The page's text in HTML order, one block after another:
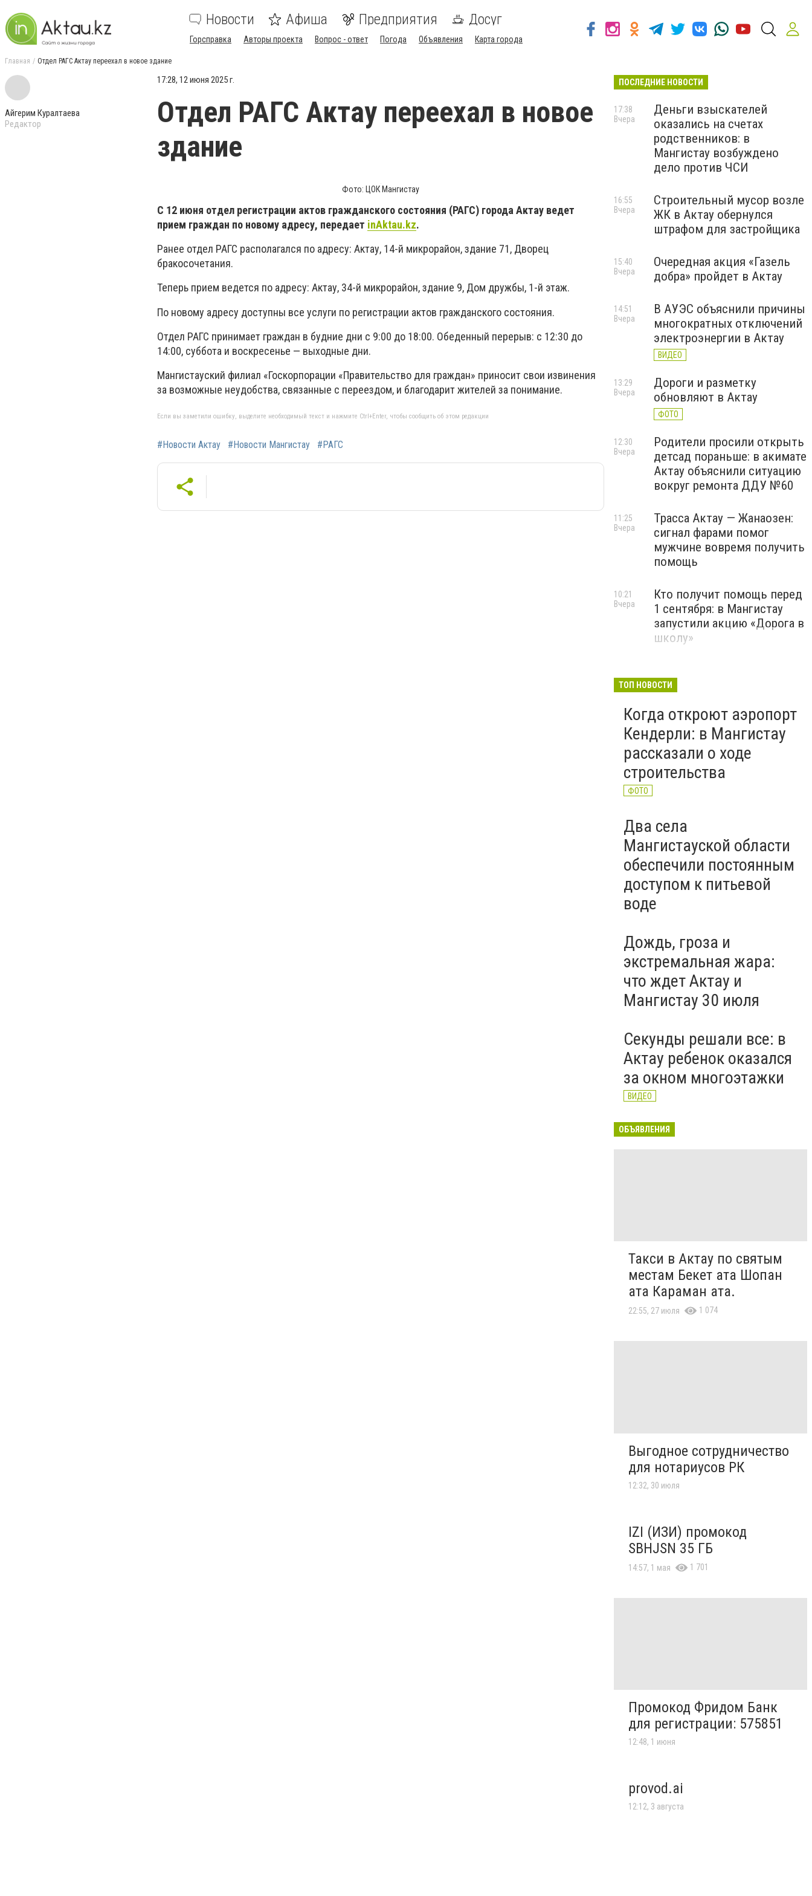
Новости Афиша Предприятия Досуг
Горсправка Авторы проекта Вопрос - ответ Погода Объявления Карта города
Главная Отдел РАГС Актау переехал в новое здание
Айгерим Куралтаева
Редактор
17:28, 12 июня 2025 г.
Отдел РАГС Актау переехал в новое
здание
Фото: ЦОК Мангистау
С 12 июня отдел регистрации актов гражданского состояния (РАГС) города Актау ведет
прием граждан по новому адресу, передает inAktau.kz.
Ранее отдел РАГС располагался по адресу: Актау, 14-й микрорайон, здание 71, Дворец
бракосочетания.
Теперь прием ведется по адресу: Актау, 34-й микрорайон, здание 9, Дом дружбы, 1-й этаж.
По новому адресу доступны все услуги по регистрации актов гражданского состояния.
Отдел РАГС принимает граждан в будние дни с 9:00 до 18:00. Обеденный перерыв: с 12:30 до
14:00, суббота и воскресенье — выходные дни.
Мангистауский филиал «Госкорпорации «Правительство для граждан» приносит свои извинения
за возможные неудобства, связанные с переездом, и благодарит жителей за понимание.
Если вы заметили ошибку, выделите необходимый текст и нажмите Ctrl+Enter, чтобы сообщить об этом редакции
#Новости Актау #Новости Мангистау #РАГС
ПОСЛЕДНИЕ НОВОСТИ
Деньги взыскателей
оказались на счетах
родственников: в
Мангистау возбуждено
дело против ЧСИ
17:38
Вчера
Строительный мусор возле
ЖК в Актау обернулся
штрафом для застройщика
16:55
Вчера
Очередная акция «Газель
добра» пройдет в Актау
15:40
Вчера
В АУЭС объяснили причины
многократных отключений
электроэнергии в Актау
ВИДЕО
14:51
Вчера
Дороги и разметку
обновляют в Актау
ФОТО
13:29
Вчера
Родители просили открыть
детсад пораньше: в акимате
Актау объяснили ситуацию
вокруг ремонта ДДУ №60
12:30
Вчера
Трасса Актау — Жанаозен:
сигнал фарами помог
мужчине вовремя получить
помощь
11:25
Вчера
Кто получит помощь перед
1 сентября: в Мангистау
запустили акцию «Дорога в
школу»
10:21
Вчера
ТОП НОВОСТИ
Когда откроют аэропорт
Кендерли: в Мангистау
рассказали о ходе
строительства
ФОТО
Два села
Мангистауской области
обеспечили постоянным
доступом к питьевой
воде
Дождь, гроза и
экстремальная жара:
что ждет Актау и
Мангистау 30 июля
Секунды решали все: в
Актау ребенок оказался
за окном многоэтажки
ВИДЕО
ОБЪЯВЛЕНИЯ
Такси в Актау по святым
местам Бекет ата Шопан
ата Караман ата.
22:55, 27 июля 1 074
Выгодное сотрудничество
для нотариусов РК
12:32, 30 июля
IZI (ИЗИ) промокод
SBHJSN 35 ГБ
14:57, 1 мая 1 701
Промокод Фридом Банк
для регистрации: 575851
12:48, 1 июня
provod.ai
12:12, 3 августа